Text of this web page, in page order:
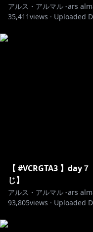
https://
ima=5028
https://
ima=0256
アルス・アルマル -ars
35,411views · Uploaded
【 #VCRGTA3 】
じ】
アルス・アルマル -ars
93,805views · Uploaded